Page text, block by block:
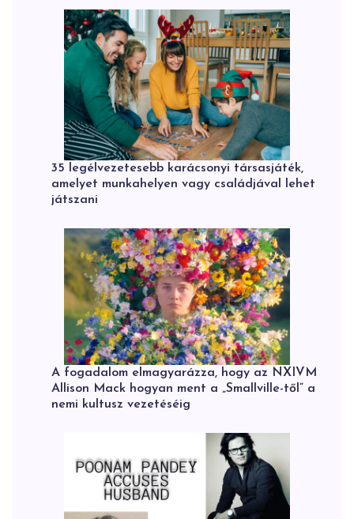
35 legélvezetesebb karácsonyi társasjáték,
amelyet munkahelyen vagy családjával lehet
játszani
A fogadalom elmagyarázza, hogy az NXIVM
Allison Mack hogyan ment a „Smallville-től” a
nemi kultusz vezetéséig